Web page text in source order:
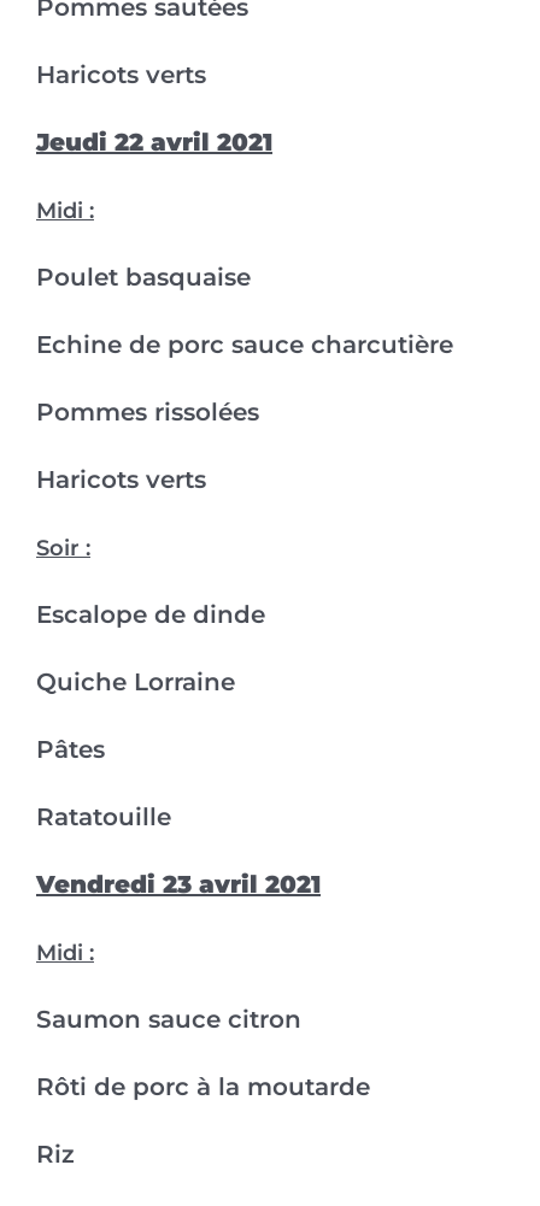
Pommes sautées
Haricots verts
Jeudi 22 avril 2021
Midi :
Poulet basquaise
Echine de porc sauce charcutière
Pommes rissolées
Haricots verts
Soir :
Escalope de dinde
Quiche Lorraine
Pâtes
Ratatouille
Vendredi 23 avril 2021
Midi :
Saumon sauce citron
Rôti de porc à la moutarde
Riz